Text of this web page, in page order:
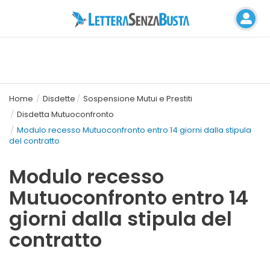
Home Disdette
Sospensione Mutui e Prestiti
Disdetta Mutuoconfronto
Modulo recesso Mutuoconfronto entro 14 giorni dalla stipula
del contratto
Modulo recesso
Mutuoconfronto entro 14
giorni dalla stipula del
contratto